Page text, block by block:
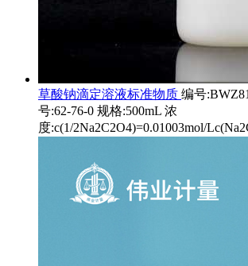
草酸钠滴定溶液标准物质 编号
号:62-76-0 规格:500mL 浓
度:c(1/2Na2C2O4)=0.01003mol/